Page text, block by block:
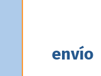
envío